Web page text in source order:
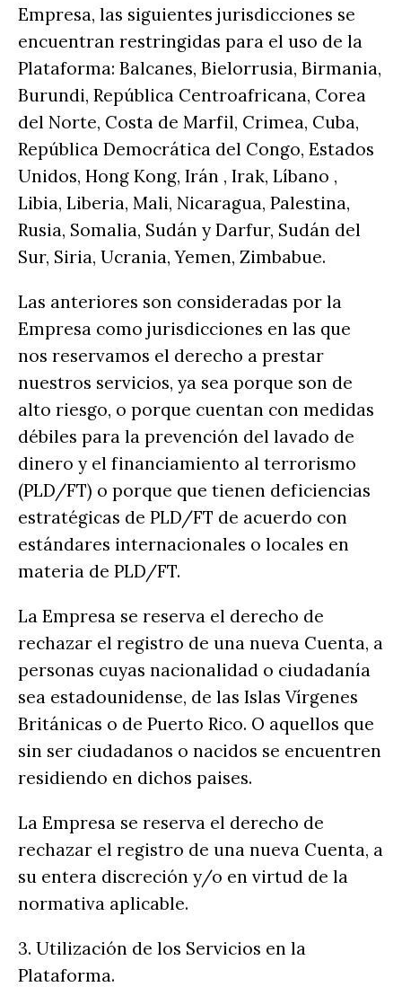
Empresa, las siguientes jurisdicciones se
encuentran restringidas para el uso de la
Plataforma: Balcanes, Bielorrusia, Birmania,
Burundi, República Centroafricana, Corea
del Norte, Costa de Marfil, Crimea, Cuba,
República Democrática del Congo, Estados
Unidos, Hong Kong, Irán , Irak, Líbano ,
Libia, Liberia, Mali, Nicaragua, Palestina,
Rusia, Somalia, Sudán y Darfur, Sudán del
Sur, Siria, Ucrania, Yemen, Zimbabue.
Las anteriores son consideradas por la
Empresa como jurisdicciones en las que
nos reservamos el derecho a prestar
nuestros servicios, ya sea porque son de
alto riesgo, o porque cuentan con medidas
débiles para la prevención del lavado de
dinero y el financiamiento al terrorismo
(PLD/FT) o porque que tienen deficiencias
estratégicas de PLD/FT de acuerdo con
estándares internacionales o locales en
materia de PLD/FT.
La Empresa se reserva el derecho de
rechazar el registro de una nueva Cuenta, a
personas cuyas nacionalidad o ciudadanía
sea estadounidense, de las Islas Vírgenes
Británicas o de Puerto Rico. O aquellos que
sin ser ciudadanos o nacidos se encuentren
residiendo en dichos paises.
La Empresa se reserva el derecho de
rechazar el registro de una nueva Cuenta, a
su entera discreción y/o en virtud de la
normativa aplicable.
3. Utilización de los Servicios en la
Plataforma.